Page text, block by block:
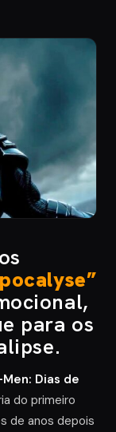
para os
Men: Dias de
do primeiro
de anos depois